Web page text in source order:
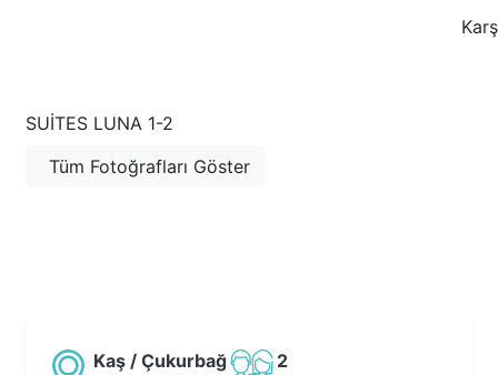
SUITES LUNA 1-2
Tüm Fotoğrafları Göster
Kaş / Çukurbağ
2